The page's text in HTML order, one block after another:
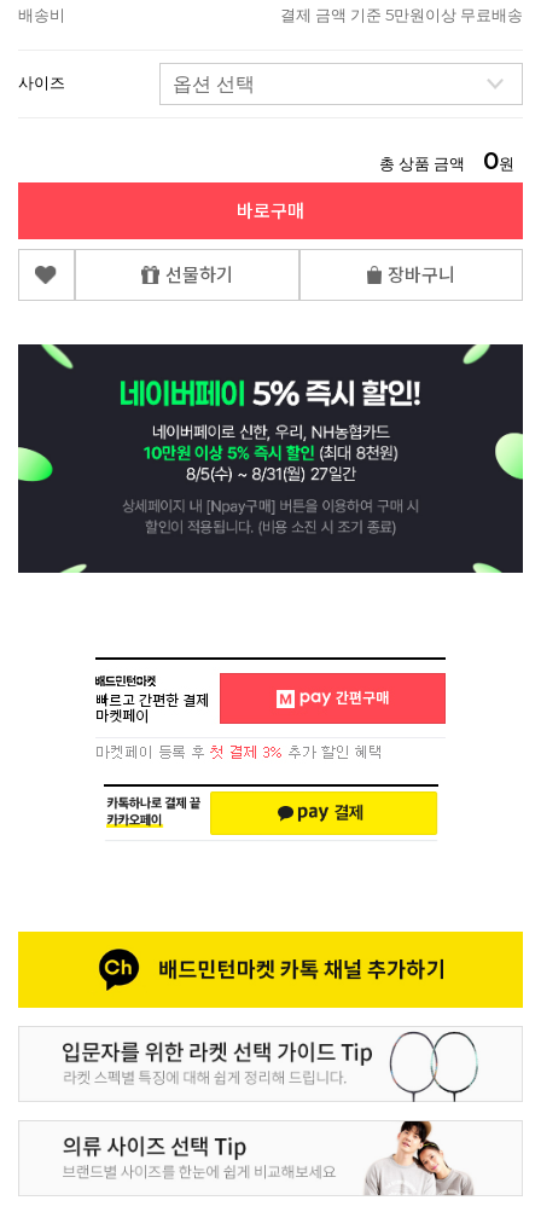
배송비 결제 금액 기준 5만원이상 무료배송
사이즈
총 상품 금액 0원
바로구매
선물하기 장바구니